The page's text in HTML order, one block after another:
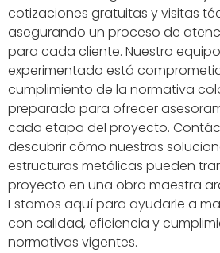
cotizaciones gratuitas y visitas
asegurando un proceso de
para cada cliente. Nuestro
experimentado está
cumplimiento de la normativa
preparado para ofrecer
cada etapa del proyecto.
descubrir cómo nuestras
estructuras metálicas pueden
proyecto en una obra maestra
Estamos aquí para ayudarle a
con calidad, eficiencia y
normativas vigentes.